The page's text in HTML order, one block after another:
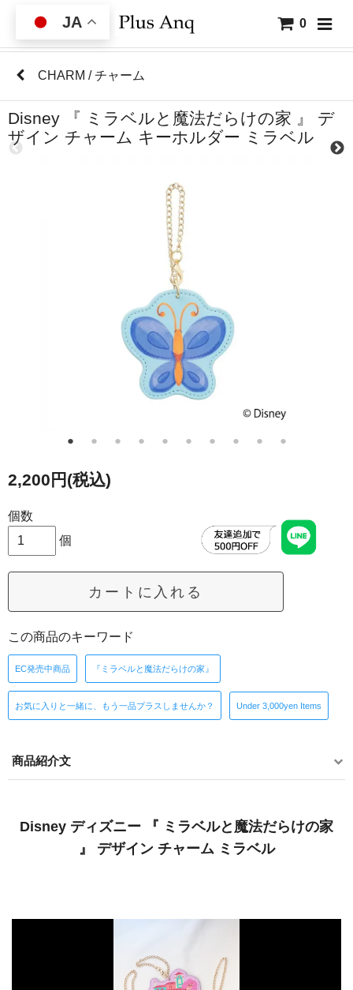
0
JA
CHARM / チャーム
Disney 『 ミラベルと魔法だらけの家 』 デ
ザイン チャーム キーホルダー ミラベル
2,200円(税込)
個数
個
カートに入れる
この商品のキーワード
EC発売中商品 『ミラベルと魔法だらけの家』
お気に入りと一緒に、もう一品プラスしませんか？ Under 3,000yen Items
商品紹介文
Disney ディズニー 『 ミラベルと魔法だらけの家
』 デザイン チャーム ミラベル